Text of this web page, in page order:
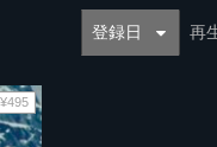
登録日 再
¥495